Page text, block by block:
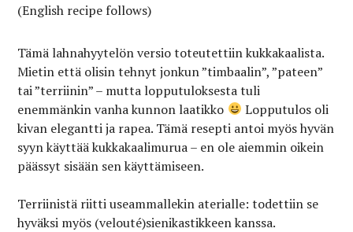
(English recipe follows)
Tämä lahnahyytelön versio toteutettiin kukkakaalista.
Mietin että olisin tehnyt jonkun ”timbaalin”, ”pateen”
tai ”terriinin” – mutta lopputuloksesta tuli
enemmänkin vanha kunnon laatikko
Lopputulos oli
kivan elegantti ja rapea. Tämä resepti antoi myös hyvän
syyn käyttää kukkakaalimurua – en ole aiemmin oikein
päässyt sisään sen käyttämiseen.
Terriinistä riitti useammallekin aterialle: todettiin se
hyväksi myös (velouté)sienikastikkeen kanssa.